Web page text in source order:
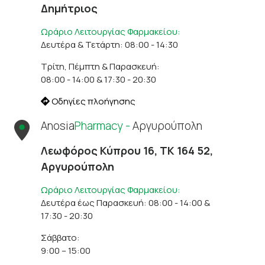
Δημήτριος
Ωράριο Λειτουργίας Φαρμακείου:
Δευτέρα & Τετάρτη: 08:00 - 14:30
Τρίτη, Πέμπτη & Παρασκευή:
08:00 - 14:00 & 17:30 - 20:30
Οδηγίες πλοήγησης
AnosiaPharmacy -Αργυρούπολη
Λεωφόρος Κύπρου 16, ΤΚ 164 52,
Αργυρούπολη
Ωράριο Λειτουργίας Φαρμακείου:
Δευτέρα έως Παρασκευή: 08:00 - 14:00 &
17:30 - 20:30
Σάββατο:
9:00 – 15:00